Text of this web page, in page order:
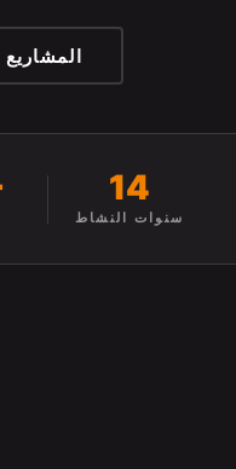
المشاريع
14
سنوات النشاط